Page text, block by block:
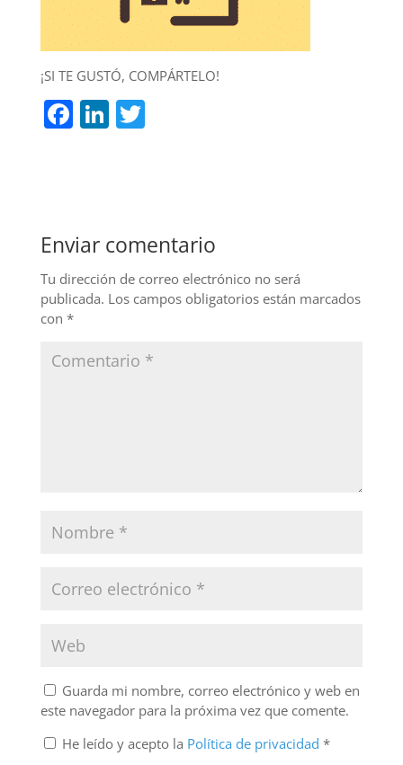
¡SI TE GUSTÓ, COMPÁRTELO!
F
b
o
o
k
Li
n
T
Enviar comentario
Tu dirección de correo electrónico no será
publicada. Los campos obligatorios están marcados
con *
Guarda mi nombre, correo electrónico y web en
este navegador para la próxima vez que comente.
He leído y acepto la Política de privacidad *